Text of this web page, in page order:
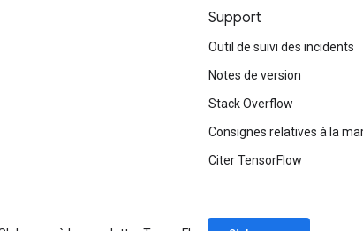
Support
Outil de suivi des incidents
Notes de version
Stack Overflow
Consignes relatives à la
Citer TensorFlow